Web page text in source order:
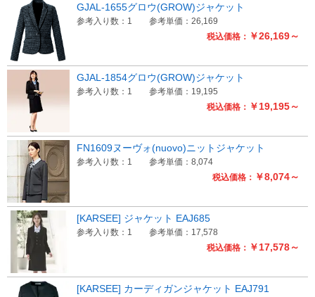
税込価格： ￥26,169～
GJAL-1655グロウ(GROW)ジャケット
参考入り数：1 参考単価：26,169
税込価格： ￥19,195～
GJAL-1854グロウ(GROW)ジャケット
参考入り数：1 参考単価：19,195
税込価格： ￥8,074～
FN1609ヌーヴォ(nuovo)ニットジャケット
参考入り数：1 参考単価：8,074
税込価格： ￥17,578～
[KARSEE] ジャケット EAJ685
参考入り数：1 参考単価：17,578
[KARSEE] カーディガンジャケット EAJ791